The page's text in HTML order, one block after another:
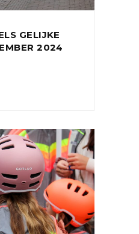
GELIJKE
2024